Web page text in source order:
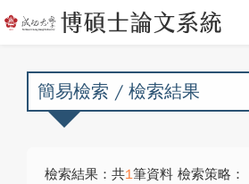
簡易檢索 / 檢索結果
檢索結果：共1筆資料 檢索策略：